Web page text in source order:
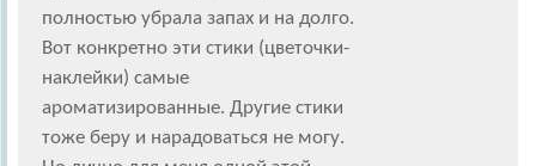
полностью убрала запах и на долго.
Вот конкретно эти стики (цветочки-
наклейки) самые
ароматизированные. Другие стики
тоже беру и нарадоваться не могу.